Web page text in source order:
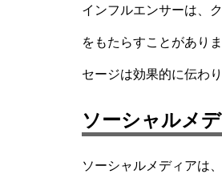
インフルエンサーは、
をもたらすことがあり
セージは効果的に伝わり
ソーシャルメ
ソーシャルメディアは